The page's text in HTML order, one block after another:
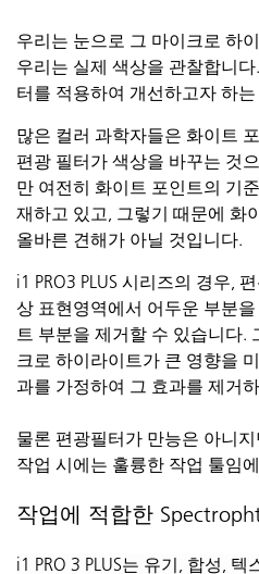
우리는 눈으로 그 마이크로 하
우리는 실제 색상을 관찰합니
터를 적용하여 개선하고자 하
많은 컬러 과학자들은 화이트
편광 필터가 색상을 바꾸는 것
만 여전히 화이트 포인트의 기
재하고 있고, 그렇기 때문에 화
올바른 견해가 아닐 것입니다.
i1 PRO3 PLUS 시리즈의 경우,
상 표현영역에서 어두운 부분을
트 부분을 제거할 수 있습니다.
크로 하이라이트가 큰 영향을
과를 가정하여 그 효과를 제거
물론 편광필터가 만능은 아니지
작업 시에는 훌륭한 작업 툴임
작업에 적합한
i1 PRO 3 PLUS는 유기, 합성, 텍